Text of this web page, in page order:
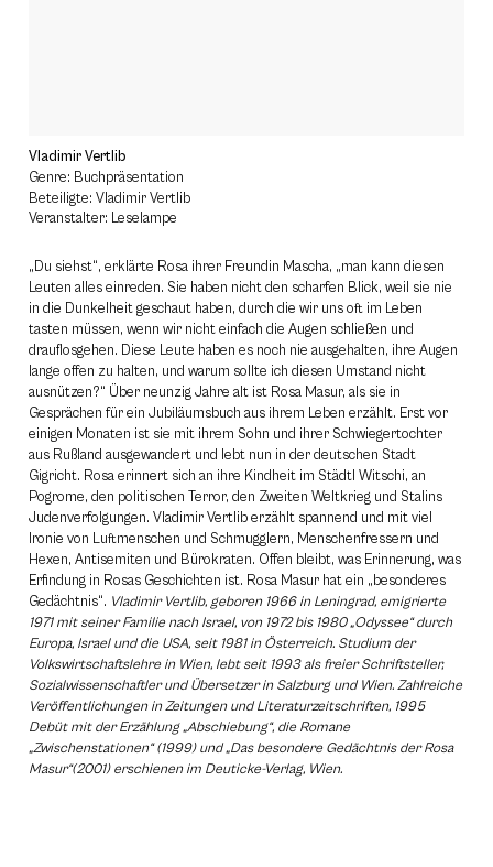
Vladimir Vertlib
Genre: Buchpräsentation
Beteiligte: Vladimir Vertlib
Veranstalter: Leselampe
„Du siehst“, erklärte Rosa ihrer Freundin Mascha, „man kann diesen
Leuten alles einreden. Sie haben nicht den scharfen Blick, weil sie nie
in die Dunkelheit geschaut haben, durch die wir uns oft im Leben
tasten müssen, wenn wir nicht einfach die Augen schließen und
drauflosgehen. Diese Leute haben es noch nie ausgehalten, ihre Augen
lange offen zu halten, und warum sollte ich diesen Umstand nicht
ausnützen?“ Über neunzig Jahre alt ist Rosa Masur, als sie in
Gesprächen für ein Jubiläumsbuch aus ihrem Leben erzählt. Erst vor
einigen Monaten ist sie mit ihrem Sohn und ihrer Schwiegertochter
aus Rußland ausgewandert und lebt nun in der deutschen Stadt
Gigricht. Rosa erinnert sich an ihre Kindheit im Städtl Witschi, an
Pogrome, den politischen Terror, den Zweiten Weltkrieg und Stalins
Judenverfolgungen. Vladimir Vertlib erzählt spannend und mit viel
Ironie von Luftmenschen und Schmugglern, Menschenfressern und
Hexen, Antisemiten und Bürokraten. Offen bleibt, was Erinnerung, was
Erfindung in Rosas Geschichten ist. Rosa Masur hat ein „besonderes
Gedächtnis“. Vladimir Vertlib, geboren 1966 in Leningrad, emigrierte
1971 mit seiner Familie nach Israel, von 1972 bis 1980 „Odyssee“ durch
Europa, Israel und die USA, seit 1981 in Österreich. Studium der
Volkswirtschaftslehre in Wien, lebt seit 1993 als freier Schriftsteller,
Sozialwissenschaftler und Übersetzer in Salzburg und Wien. Zahlreiche
Veröffentlichungen in Zeitungen und Literaturzeitschriften, 1995
Debüt mit der Erzählung „Abschiebung“, die Romane
„Zwischenstationen“ (1999) und „Das besondere Gedächtnis der Rosa
Masur“(2001) erschienen im Deuticke-Verlag, Wien.